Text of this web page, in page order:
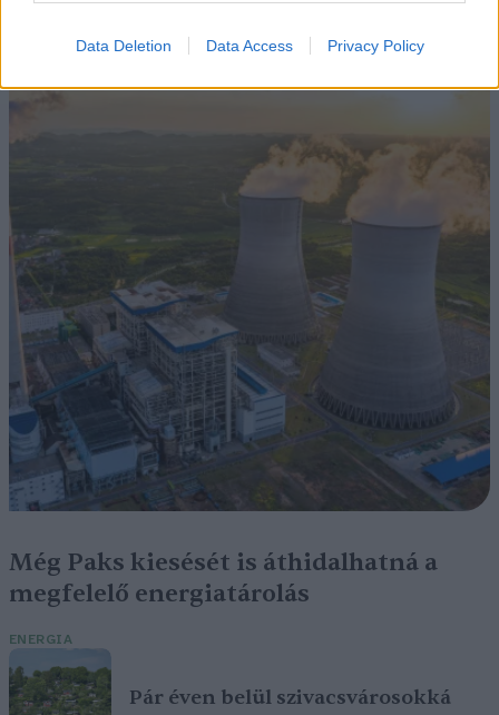
Data Deletion Data Access Privacy Policy
Még Paks kiesését is áthidalhatná a
megfelelő energiatárolás
ENERGIA
Pár éven belül szivacsvárosokká